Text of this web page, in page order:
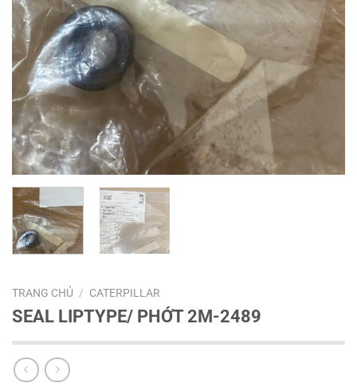
TRANG CHỦ / CATERPILLAR
SEAL LIPTYPE/ PHỚT 2M-2489